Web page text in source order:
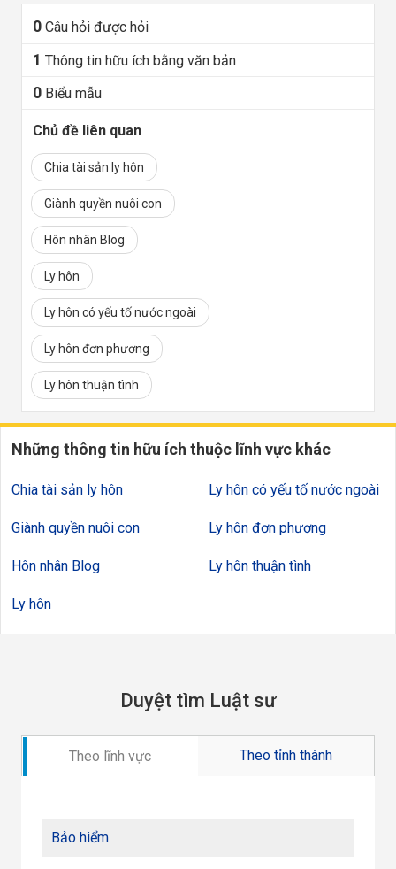
0 Câu hỏi được hỏi
1 Thông tin hữu ích bằng văn bản
0 Biểu mẫu
Chủ đề liên quan
Chia tài sản ly hôn
Giành quyền nuôi con
Hôn nhân Blog
Ly hôn
Ly hôn có yếu tố nước ngoài
Ly hôn đơn phương
Ly hôn thuận tình
Những thông tin hữu ích thuộc lĩnh vực khác
Chia tài sản ly hôn
Giành quyền nuôi con
Hôn nhân Blog
Ly hôn
Ly hôn có yếu tố nước ngoài
Ly hôn đơn phương
Ly hôn thuận tình
Duyệt tìm Luật sư
Theo lĩnh vực Theo tỉnh thành
Bảo hiểm